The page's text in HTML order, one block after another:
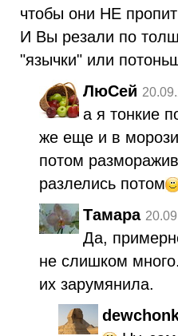
чтобы они НЕ
И Вы резали по
"язычки" или
ЛюСей
а я тонкие
же еще и в
потом
разлелись потом
Тамара
Да,
не слишком
их зарумянила.